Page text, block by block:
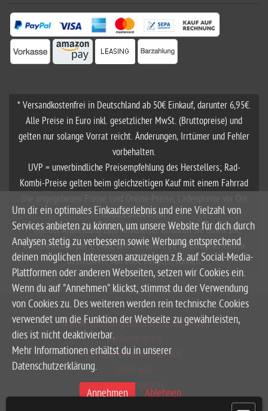
* Versandkostenfrei in Deutschland ab 50€ Einkauf, darunter 6,95€.
Alle Preise in Euro inkl. gesetzlicher MwSt. (Bruttopreise) und
gelten nur solange Vorrat reicht. Änderungen, Irrtümer und Fehler
vorbehalten.
UVP = unverbindliche Preisempfehlung des Herstellers; Rad-
Kombi-Preise gelten beim gleichzeitigen Kauf mit einem Fahrrad
können abweichen.
**Mit der Anmeldung zum Newsletter erhalten Sie einen 10€
Gutscheincode per E-Mail, den Sie sofort im Webshop ab einem
Bestellwert von 100€ einlösen können.
Fahrrad-Beratung unter 0961-20099680
Zahlungsarten
Versandkostenfrei ab 50€
Stellenangebote
Um dir ein optimales Einkaufserlebnis und eine Vielzahl von
Services anbieten zu können, um unsere Website für dich durch
Analysen stetig zu verbessern sowie Werbung entsprechend
deinen möglichen Interessen anzuzeigen z.B. auf Social-Media-
Plattformen oder anderen Webseiten, setzen wir Cookies ein.
Wenn du auf "Annehmen" klickst, stimmst du der Verwendung
von Cookies zu. Des weiteren werden rein technische Cookies
verwendet um die Funktion der Webseite zu gewährleisten,
dies ist nicht deaktivierbar.
Mehr Informationen erhältst du in unserer
Datenschutzerklärung.
Annehmen Ablehnen